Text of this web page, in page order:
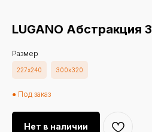
LUGANO Абстракция 3
Размер
227х240 300х320
● Под заказ
Нет в наличии